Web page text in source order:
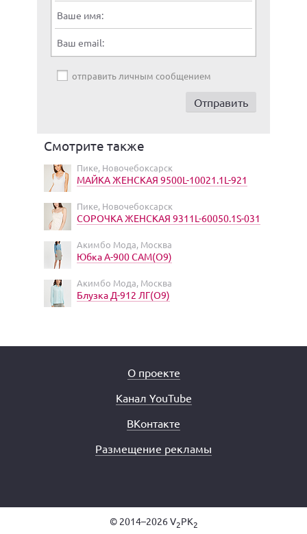
Ваше имя:
Ваш email:
отправить личным сообщением
Смотрите также
Пике, Новочебоксарск
МАЙКА ЖЕНСКАЯ 9500L-10021.1L-921
Пике, Новочебоксарск
СОРОЧКА ЖЕНСКАЯ 9311L-60050.1S-031
Акимбо Мода, Москва
Юбка А-900 САМ(О9)
Акимбо Мода, Москва
Блузка Д-912 ЛГ(О9)
О проекте
Канал YouTube
ВКонтакте
Размещение рекламы
© 2014–2026 V2PK2